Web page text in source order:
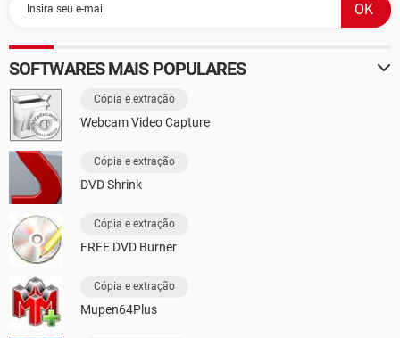
SOFTWARES MAIS POPULARES
Cópia e extração
Webcam Video Capture
Cópia e extração
DVD Shrink
Cópia e extração
FREE DVD Burner
Cópia e extração
Mupen64Plus